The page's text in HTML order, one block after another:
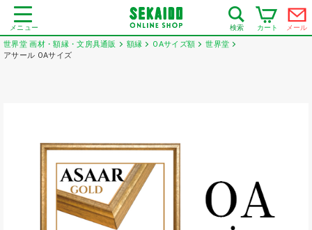
メニュー 検索 カート メール
世界堂 画材・額縁・文房具通販 額縁 OAサイズ額
世界堂
アサール OAサイズ